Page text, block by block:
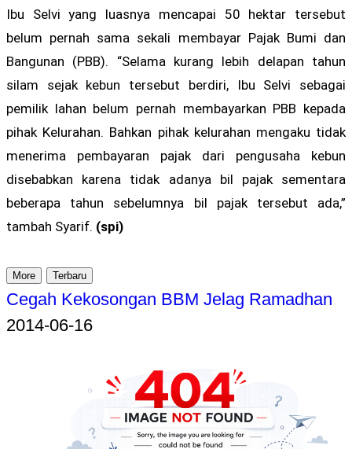
Ibu Selvi yang luasnya mencapai 50 hektar tersebut
belum pernah sama sekali membayar Pajak Bumi dan
Bangunan (PBB). “Selama kurang lebih delapan tahun
silam sejak kebun tersebut berdiri, Ibu Selvi sebagai
pemilik lahan belum pernah membayarkan PBB kepada
pihak Kelurahan. Bahkan pihak kelurahan mengaku tidak
menerima pembayaran pajak dari pengusaha kebun
disebabkan karena tidak adanya bil pajak sementara
beberapa tahun sebelumnya bil pajak tersebut ada,”
tambah Syarif. (spi)
More Terbaru
Cegah Kekosongan BBM Jelag Ramadhan
2014-06-16